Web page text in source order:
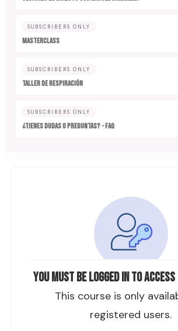
You must be logged in to
This course is only
registered users.
SUBSCRIBERS ONLY
MASTERCLASS
SUBSCRIBERS ONLY
TALLER DE RESPIRACIÓN
SUBSCRIBERS ONLY
¿TIENES DUDAS O PREGUNTAS? - FAQ